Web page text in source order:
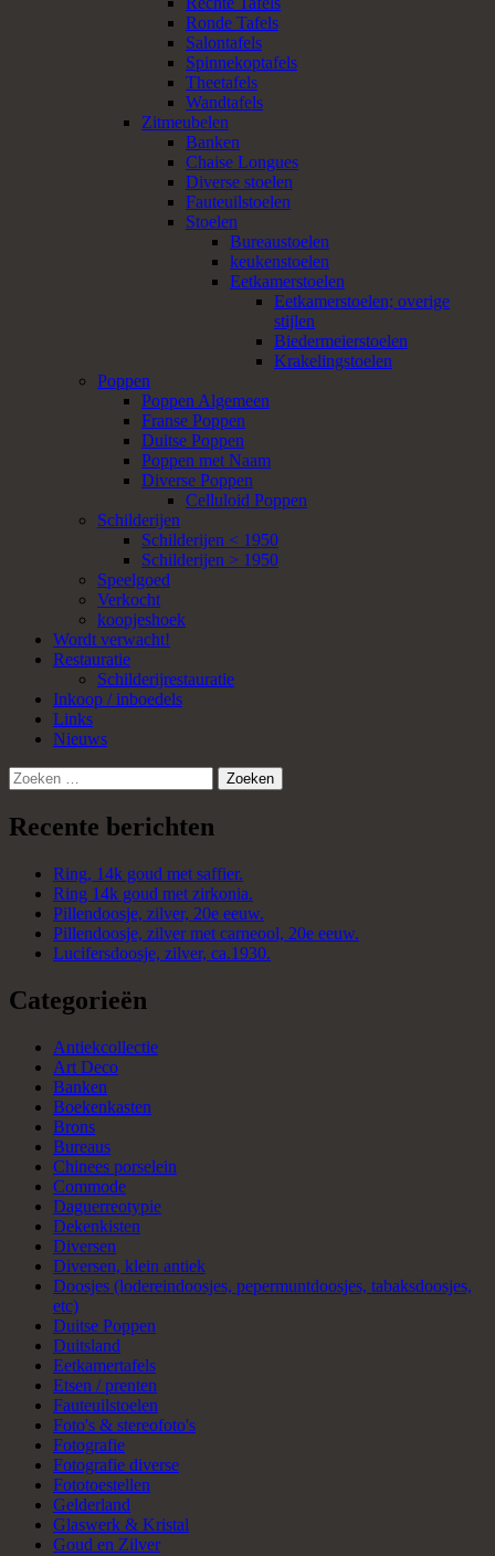
Ronde Tafels
Salontafels
Spinnekoptafels
Theetafels
Wandtafels
Zitmeubelen
Banken
Chaise Longues
Diverse stoelen
Fauteuilstoelen
Stoelen
Bureaustoelen
keukenstoelen
Eetkamerstoelen
Eetkamerstoelen; overige
stijlen
Biedermeierstoelen
Krakelingstoelen
Poppen
Poppen Algemeen
Franse Poppen
Duitse Poppen
Poppen met Naam
Diverse Poppen
Celluloid Poppen
Schilderijen
Schilderijen < 1950
Schilderijen > 1950
Speelgoed
Verkocht
koopjeshoek
Wordt verwacht!
Restauratie
Schilderijrestauratie
Inkoop / inboedels
Links
Nieuws
Zoeken
naar:
Recente berichten
Ring, 14k goud met saffier.
Ring 14k goud met zirkonia.
Pillendoosje, zilver, 20e eeuw.
Pillendoosje, zilver met carneool, 20e eeuw.
Lucifersdoosje, zilver, ca.1930.
Categorieën
Antiekcollectie
Art Deco
Banken
Boekenkasten
Brons
Bureaus
Chinees porselein
Commode
Daguerreotypie
Dekenkisten
Diversen
Diversen, klein antiek
Doosjes (lodereindoosjes, pepermuntdoosjes, tabaksdoosjes,
etc)
Duitse Poppen
Duitsland
Eetkamertafels
Etsen / prenten
Fauteuilstoelen
Foto's & stereofoto's
Fotografie
Fotografie diverse
Fototoestellen
Gelderland
Glaswerk & Kristal
Goud en Zilver